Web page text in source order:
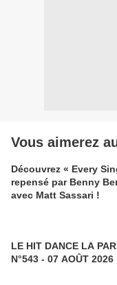
Vous aimerez
Découvrez « Every
repensé par Benny
avec Matt Sassari !
LE HIT DANCE LA
N°543 - 07 AOÛT 2026